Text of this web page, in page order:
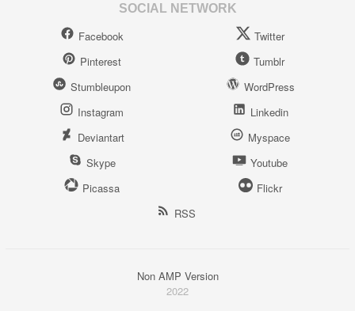
SOCIAL NETWORK
Facebook
Twitter
Pinterest
Tumblr
Stumbleupon
WordPress
Instagram
Linkedin
Deviantart
Myspace
Skype
Youtube
Picassa
Flickr
RSS
Non AMP Version
2022